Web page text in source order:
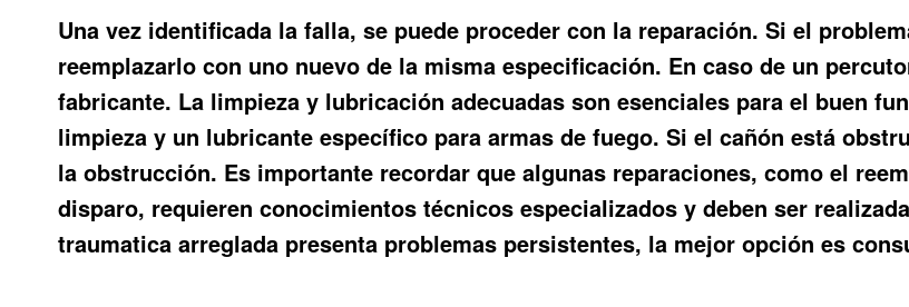
Una vez identificada la falla, se puede proceder con la reparación. Si el
reemplazarlo con uno nuevo de la misma especificación. En caso de un
fabricante. La limpieza y lubricación adecuadas son esenciales para el buen
limpieza y un lubricante específico para armas de fuego. Si el cañón está
la obstrucción. Es importante recordar que algunas reparaciones, como el
disparo, requieren conocimientos técnicos especializados y deben ser
traumatica arreglada presenta problemas persistentes, la mejor opción es